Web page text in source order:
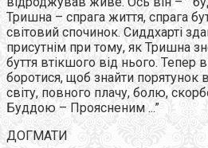
Тришна – спрага життя, спрага
світовий спочинок. Сиддхарті
присутнім при тому, як Тришна
буття втікшого від нього. Тепер
боротися, щоб знайти порятунок
світу, повного плачу, болю,
Буддою – Проясненим ...”
ДОГМАТИ